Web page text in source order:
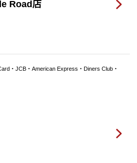
Road店
・JCB・American Express・Diners Club・